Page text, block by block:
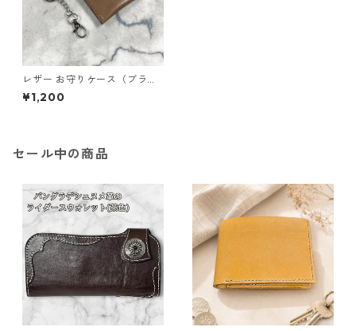
レザー お守りケース（ブラウ
ン サイズL） ハンドメイド /
文字入れ可
¥1,200
セール中の商品